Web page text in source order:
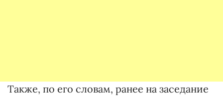
Также, по его словам, ранее на заседание